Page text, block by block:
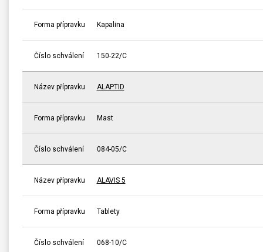
Forma přípravku Kapalina
Číslo schválení 150-22/C
Název přípravku ALAPTID
Forma přípravku Mast
Číslo schválení 084-05/C
Název přípravku ALAVIS 5
Forma přípravku Tablety
Číslo schválení 068-10/C